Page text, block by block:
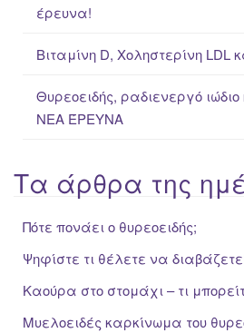
έρευνα!
Βιταμίνη D, Χοληστερίνη LDL
Θυρεοειδής, ραδιενεργό
ΝΕΑ ΈΡΕΥΝΑ
Τα άρθρα της
Πότε πονάει ο θυρεοειδής;
Ψηφίστε τι θέλετε να
Καούρα στο στομάχι – τι
Μυελοειδές καρκίνωμα του